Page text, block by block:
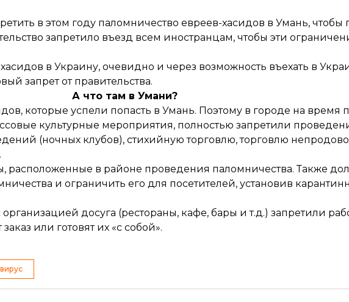
в этом году паломничество евреев-хасидов в Умань, чтобы
запретило въезд всем иностранцам, чтобы эти
в Украину, очевидно и через возможность въехать в
запрет от правительства.
А что там в Умани?
которые успели попасть в Умань. Поэтому в городе на время
культурные мероприятия, полностью запретили
(ночных клубов), стихийную торговлю, торговлю
расположенные в районе проведения паломничества. Также
и ограничить его для посетителей, установив
досуга (рестораны, кафе, бары и т.д.) запретили
или готовят их «с собой».